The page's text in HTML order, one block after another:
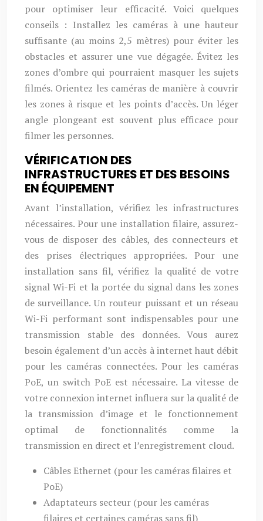
pour optimiser leur efficacité. Voici quelques
conseils : Installez les caméras à une hauteur
suffisante (au moins 2,5 mètres) pour éviter les
obstacles et assurer une vue dégagée. Évitez les
zones d’ombre qui pourraient masquer les sujets
filmés. Orientez les caméras de manière à couvrir
les zones à risque et les points d’accès. Un léger
angle plongeant est souvent plus efficace pour
filmer les personnes.
VÉRIFICATION DES
INFRASTRUCTURES ET DES BESOINS
EN ÉQUIPEMENT
Avant l’installation, vérifiez les infrastructures
nécessaires. Pour une installation filaire, assurez-
vous de disposer des câbles, des connecteurs et
des prises électriques appropriées. Pour une
installation sans fil, vérifiez la qualité de votre
signal Wi-Fi et la portée du signal dans les zones
de surveillance. Un routeur puissant et un réseau
Wi-Fi performant sont indispensables pour une
transmission stable des données. Vous aurez
besoin également d’un accès à internet haut débit
pour les caméras connectées. Pour les caméras
PoE, un switch PoE est nécessaire. La vitesse de
votre connexion internet influera sur la qualité de
la transmission d’image et le fonctionnement
optimal de fonctionnalités comme la
transmission en direct et l’enregistrement cloud.
Câbles Ethernet (pour les caméras filaires et
PoE)
Adaptateurs secteur (pour les caméras
filaires et certaines caméras sans fil)